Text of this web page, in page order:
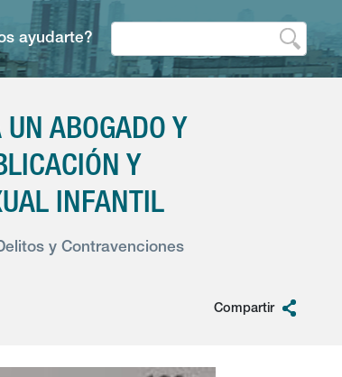
ayudarte?
ABOGADO Y
Y
INFANTIL
y Contravenciones
Compartir